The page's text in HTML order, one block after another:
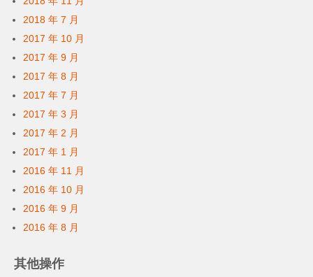
2018 年 7 月
2017 年 10 月
2017 年 9 月
2017 年 8 月
2017 年 7 月
2017 年 3 月
2017 年 2 月
2017 年 1 月
2016 年 11 月
2016 年 10 月
2016 年 9 月
2016 年 8 月
其他操作